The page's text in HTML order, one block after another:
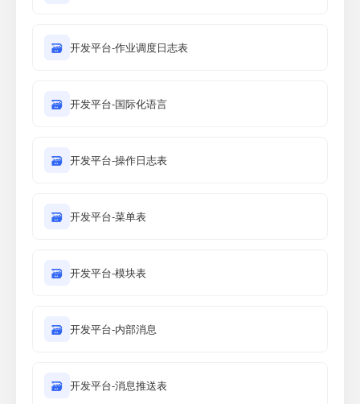
🗃 开发平台-作业调度日志表
🗃 开发平台-国际化语言
🗃 开发平台-操作日志表
🗃 开发平台-菜单表
🗃 开发平台-模块表
🗃 开发平台-内部消息
🗃 开发平台-消息推送表